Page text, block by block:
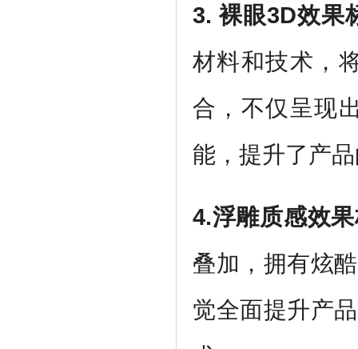
3. 裸眼3D效果
材料和技术，
合，不仅呈现
能，提升了产
4.浮雕质感效
叠加，拥有炫
觉全面提升产